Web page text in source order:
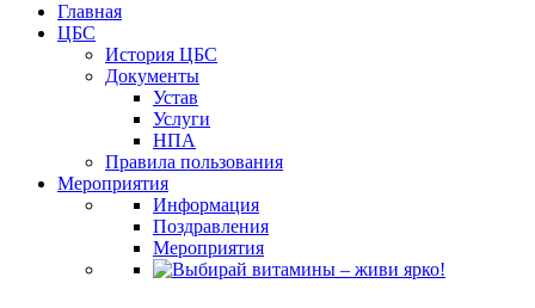
Главная
ЦБС
История ЦБС
Документы
Устав
Услуги
НПА
Правила пользования
Мероприятия
Информация
Поздравления
Мероприятия